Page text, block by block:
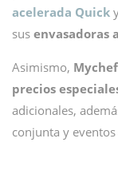
acelerada Quick
sus envasadoras
Asimismo, Mychef
precios
adicionales,
conjunta y eventos